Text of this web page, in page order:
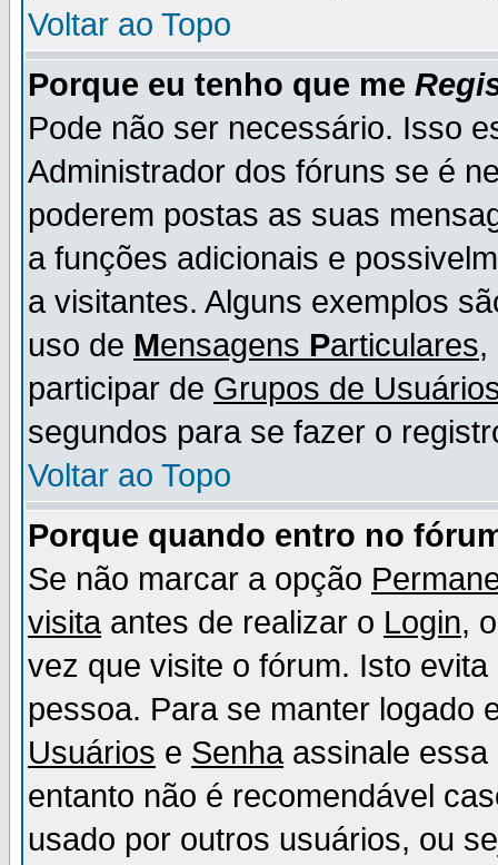
Voltar ao Topo
Porque eu tenho que me
Pode não ser necessário. Isso
Administrador dos fóruns se é
poderem postas as suas
a funções adicionais e
a visitantes. Alguns exemplos
uso de Mensagens Particulares,
participar de Grupos de
segundos para se fazer o
Voltar ao Topo
Porque quando entro no
Se não marcar a opção
visitaantes de realizar o Login,
vez que visite o fórum. Isto
pessoa. Para se manter
Usuários e Senhaassinale essa
entanto não é recomendável
usado por outros usuários, ou